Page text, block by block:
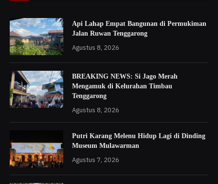
Api Lahap Empat Bangunan di Permukiman
Jalan Ruwan Tenggarong
Agustus 8, 2026
BREAKING NEWS: Si Jago Merah
Mengamuk di Kelurahan Timbau
Tenggarong
Agustus 8, 2026
Putri Karang Melenu Hidup Lagi di Dinding
Museum Mulawarman
Agustus 7, 2026